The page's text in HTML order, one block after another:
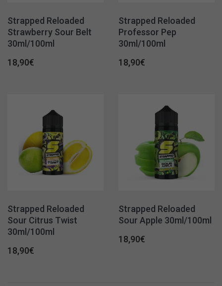
Strapped Reloaded
Strawberry Sour Belt
30ml/100ml
18,90€
Strapped Reloaded
Professor Pep
30ml/100ml
18,90€
Strapped Reloaded
Sour Citrus Twist
30ml/100ml
18,90€
Strapped Reloaded
Sour Apple 30ml/100ml
18,90€